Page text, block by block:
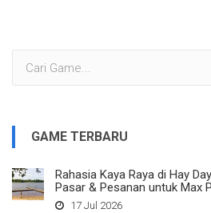
GAME TERBARU
Rahasia Kaya Raya di Hay
Pasar & Pesanan untuk Max
17 Jul 2026